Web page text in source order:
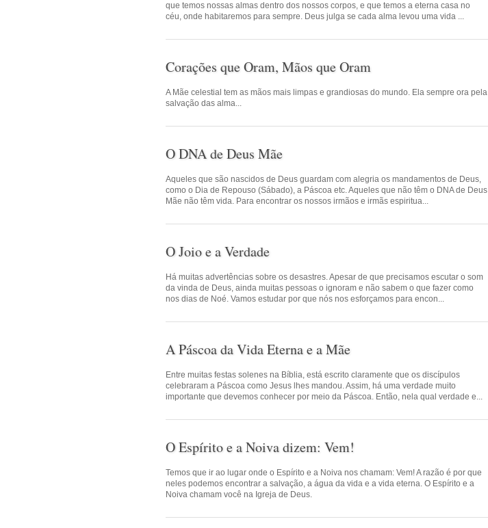
que temos nossas almas dentro dos nossos corpos, e que temos a eterna casa no
céu, onde habitaremos para sempre. Deus julga se cada alma levou uma vida ...
Corações que Oram, Mãos que Oram
A Mãe celestial tem as mãos mais limpas e grandiosas do mundo. Ela sempre ora pela
salvação das alma...
O DNA de Deus Mãe
Aqueles que são nascidos de Deus guardam com alegria os mandamentos de Deus,
como o Dia de Repouso (Sábado), a Páscoa etc. Aqueles que não têm o DNA de Deus
Mãe não têm vida. Para encontrar os nossos irmãos e irmãs espiritua...
O Joio e a Verdade
Há muitas advertências sobre os desastres. Apesar de que precisamos escutar o som
da vinda de Deus, ainda muitas pessoas o ignoram e não sabem o que fazer como
nos dias de Noé. Vamos estudar por que nós nos esforçamos para encon...
A Páscoa da Vida Eterna e a Mãe
Entre muitas festas solenes na Bíblia, está escrito claramente que os discípulos
celebraram a Páscoa como Jesus lhes mandou. Assim, há uma verdade muito
importante que devemos conhecer por meio da Páscoa. Então, nela qual verdade e...
O Espírito e a Noiva dizem: Vem!
Temos que ir ao lugar onde o Espírito e a Noiva nos chamam: Vem! A razão é por que
neles podemos encontrar a salvação, a água da vida e a vida eterna. O Espírito e a
Noiva chamam você na Igreja de Deus.